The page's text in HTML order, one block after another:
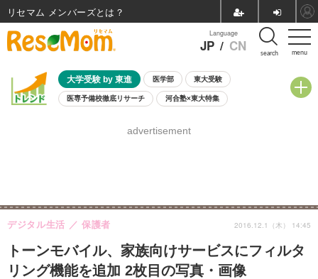
menu
Language
JP / CN search
大学受験 by 東進 医学部 東大受験
医専予備校徹底リサーチ 河合塾×東大特集
8月開催学校説明会・相談会
advertisement
トーンモバイル、家族向けサービスにフィルタ
リング機能を追加 2枚目の写真・画像
デジタル生活 保護者 2016.12.1（木） 14:45
リセマム メンバーズ